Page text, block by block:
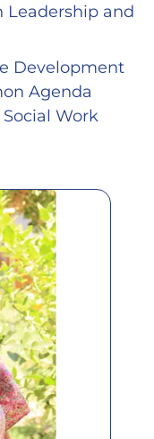
Leadership and
Development
Agenda
Work